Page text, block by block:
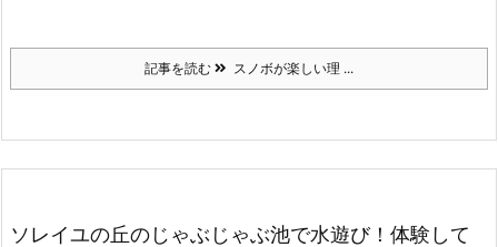
記事を読む スノボが楽しい理 ...
ソレイユの丘のじゃぶじゃぶ池で水遊び！体験して